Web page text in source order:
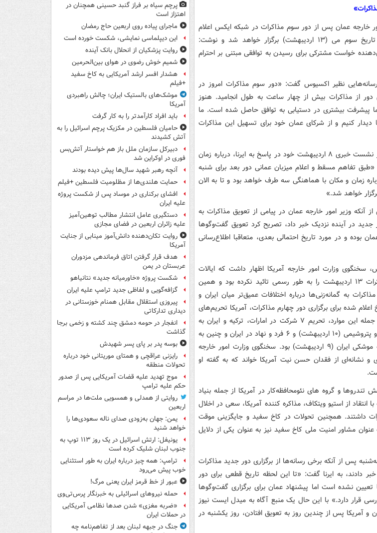
خارجه عمان پس از دور سوم مذاکرات در شبکه ایکس اعلام
کرد که دور چهارم مذاکرات در تاریخ سوم می (۱۳ اردیبهشت) برگزار خواهد شد و نوشت:
خواست مشترکی برای رسیدن به توافقی مبتنی بر احترام
نظیر اکسیوس گفت: «دور سوم مذاکرات امروز در
از مذاکرات بیش از چهار ساعت به طول انجامید. هنوز
پیشرفت بیشتری در دستیابی به توافق حاصل شده است. ما
دیدار کنیم و از شرکای عمان خود برای تسهیل این مذاکرات
سخنگوی وزارت امور خارجه نیز در نشست خبری ۸ اردیبهشت خود در پاسخ به ایرنا، درباره زمان
تفاهم مسقط و اعلام میزبان عمانی دور بعد برای شنبه
زمان و مکان با هماهنگی سه طرف خواهد بود و تا به الان
و پس از آنکه وزیر امور خارجه عمان در پیامی از تعویق مذاکرات به
جدید در آینده نزدیک خبر داد، تصریح کرد تعویق گفت‌وگوها
بوده و در مورد تاریخ احتمالی بعدی، متعاقبا اطلاع‌رسانی
سخنگوی وزارت امور خارجه آمریکا اظهار داشت که ایالات
متحده هرگز حضور خود در مذاکرات ۱۳ اردیبهشت را به طور رسمی تائید نکرده بود و همین
به گمانه‌زنی‌ها درباره اختلافات عمیق‌تر میان ایران و
اعلام شده برای برگزاری دور چهارم مذاکرات، آمریکا تحریم‌های
جدیدی علیه ایران اعمال کرد، از جمله این موارد، تحریم ۷ شرکت در امارات، ترکیه و ایران به
دلیل نقش آن‌ها در تجارت نفت و پتروشیمی (۱۰ اردیبهشت) و ۶ فرد و نهاد در ایران و چنین به
دلیل تامین مواد اولیه برای برنامه موشکی ایران (۹ اردیبهشت) بود. سخنگوی وزارت امور خارجه
و نشانه‌ای از فقدان حسن نیت آمریکا خواند که به گفته او
تندروها و گروه های نئومحافظه‌کار در آمریکا از جمله بنیاد
انتقاد از استیو ویتکاف، مذاکره کننده آمریکا، سعی در اخلال
داشتند. همچنین تحولات در کاخ سفید و جایگزینی موقت
عنوان مشاور امنیت ملی کاخ سفید نیز به عنوان یکی از دلایل
پس از آنکه برخی رسانه‌ها از برگزاری دور جدید مذاکرات
عمان خبر دادند، به ایرنا گفت: «تا این لحظه تاریخ قطعی برای دور
نشده است اما پیشنهاد عمان برای برگزاری گفت‌وگوها
قرار دارد.» با این حال یک منبع آگاه به میدل ایست نیوز
و آمریکا پس از چندین روز به تعویق افتادن، روز یکشنبه در
پرچم سیاه بر فراز گنبد حسینی همچنان در
اهتزاز است
ماجرای پیاده روی اربعین حاج رمضان
این دیپلماسی نمایشی، شکست خورده است
روایت پزشکیان از انحلال بانک آینده
شمیم خوش رضوی در هوای بین‌الحرمین
هشدار افسر ارشد آمریکایی به کاخ سفید
+فیلم
موشک‌های بالستیک ایران؛ چالش راهبردی
آمریکا
باید افراد کارآمدتر را به کار گرفت
حامیان فلسطین در مکزیک پرچم اسرائیل را به
آتش کشیدند
دبیرکل سازمان ملل باز هم خواستار آتش‌بس
فوری در اوکراین شد
آنچه رهبر شهید سال‌ها پیش دیده بودند
حمایت هلندی‌ها از مظلومیت فلسطین +فیلم
افشای برکناری در موساد پس از شکست پروژه
علیه ایران
دستگیری عامل انتشار مطالب توهین‌آمیز
علیه زائران اربعین در فضای مجازی
روایت تکان‌دهنده دانش‌آموز مینابی از جنایت
آمریکا
هدف قرار گرفتن اتاق‌ فرماندهی مزدوران
عربستان در یمن
شکست پروژه «خاورمیانه جدید» نتانیاهو
گزافه‌گویی و لفاظی جدید ترامپ علیه ایران
پیروزی استقلال مقابل همنام خوزستانی در
دیداری تدارکاتی
انفجار در حومه دمشق چند کشته و زخمی برجا
گذاشت
بوسه‌ پدر بر پای پسر شهیدش
رایزنی عراقچی و همتای موریتانی خود درباره
تحولات منطقه
موج تهدید علیه قضات آمریکایی پس از صدور
حکم علیه ترامپ
روایتی از همدلی و همسویی ملت‌ها در مراسم
اربعین
یمن: جهان به‌زودی صدای ناله سعودی‌ها را
خواهد شنید
یونیفل: ارتش اسرائیل در یک روز ۱۱۳ توپ به
جنوب لبنان شلیک کرده است
ترامپ: همه چیز درباره ایران به طور استثنایی
خوب پیش می‌رود
عبور از خط قرمز ایران یعنی مرگ!
حمله نیروهای اسرائیلی به خبرنگار پرس‌تی‌وی
«ضربه مغزی» شدن صدها نظامی آمریکایی
در حملات ایران
جنگ در جبهه لبنان بعد از تفاهم‌نامه چه